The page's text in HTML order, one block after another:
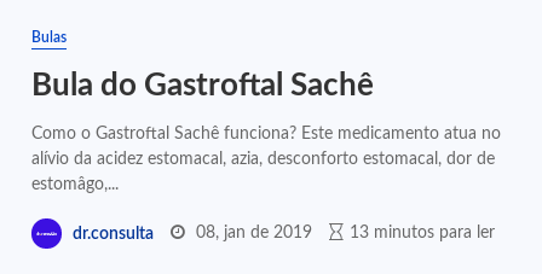
Bulas
Bula do Gastroftal Sachê
Como o Gastroftal Sachê funciona? Este medicamento atua no
alívio da acidez estomacal, azia, desconforto estomacal, dor de
estomâgo,...
dr.consulta 08, jan de 2019 13 minutos para ler